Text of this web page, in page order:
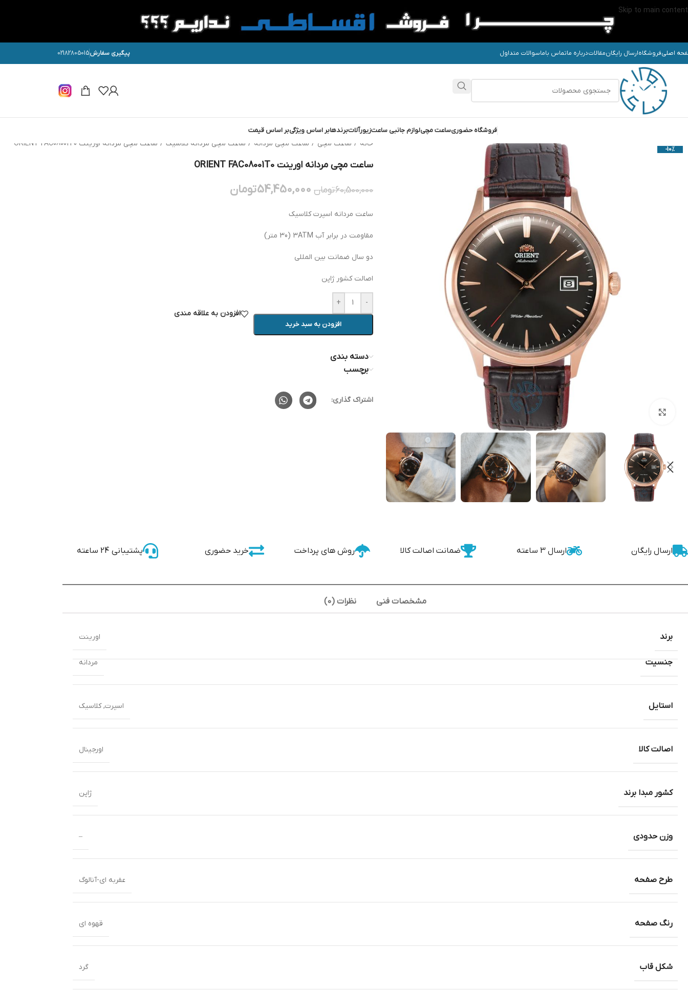
Skip to main content
اصلیفروشگاهارسال رایگانمقالاتدرباره ماتماس باماسوالات متداول پیگیری سفارش02182805015
فروشگاه حضوریساعت مچیلوازم جانبی ساعتزیورآلاتبرندهابر اساس ویژگیبر اساس قیمت
-10%
خانه / ساعت مچی / ساعت مچی مردانه / ساعت مچی مردانه کلاسیک / ساعت مچی مردانه اورینت ORIENT FAC08001T0
ساعت مچی مردانه اورینت ORIENT FAC08001T0
60,500,000تومان 54,450,000تومان
ساعت مردانه اسپرت کلاسیک
مقاومت در برابر آب 3ATM (30 متر)
دو سال ضمانت بین المللی
اصالت کشور ژاپن
-
+
افزودن به سبد خرید
افزودن به علاقه مندی
دسته بندی
برچسب
اشتراک گذاری:
ارسال رایگان ارسال 3 ساعته ضمانت اصالت کالا روش های پرداخت خرید حضوری پشتیبانی 24 ساعته
مشخصات فنی نظرات (0)
جنسیت مردانه
استایل اسپرت,کلاسیک
اصالت کالا اورجینال
کشور مبدا برند ژاپن
وزن حدودی –
طرح صفحه عقربه ای-آنالوگ
رنگ صفحه قهوه ای
شکل قاب گرد
برند اورینت